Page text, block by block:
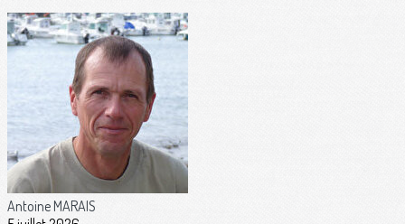
Antoine MARAIS